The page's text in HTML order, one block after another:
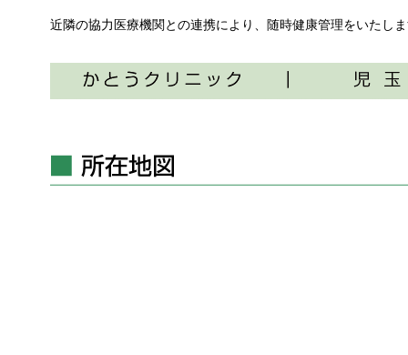
近隣の協力医療機関との連携により、随時健康管理をいたし